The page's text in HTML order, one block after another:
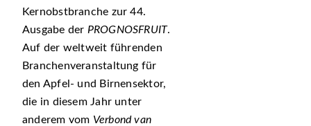
Kernobstbranche zur 44.
Ausgabe der PROGNOSFRUIT.
Auf der weltweit führenden
Branchenveranstaltung für
den Apfel- und Birnensektor,
die in diesem Jahr unter
anderem vom Verbond van